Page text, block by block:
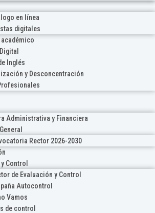
en línea
digitales
Inglés
y Desconcentración
Administrativa y Financiera
Rector 2026-2030
Control
de Evaluación y Control
Autocontrol
Vamos
de control